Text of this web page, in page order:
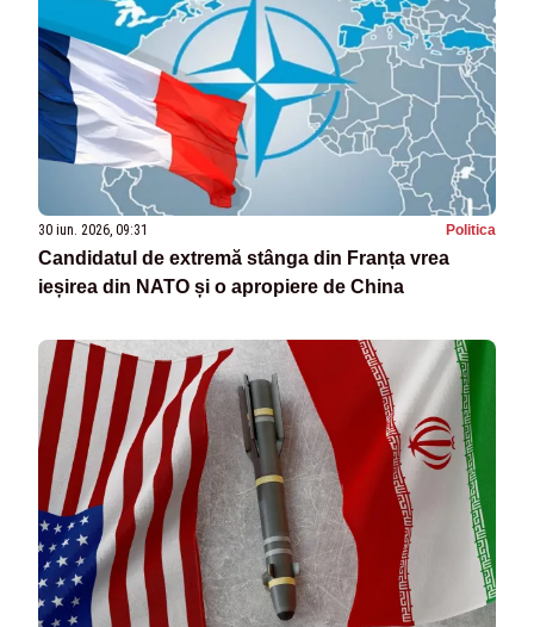
30 iun. 2026, 09:31 Politica
Candidatul de extremă stânga din Franța vrea
ieșirea din NATO și o apropiere de China